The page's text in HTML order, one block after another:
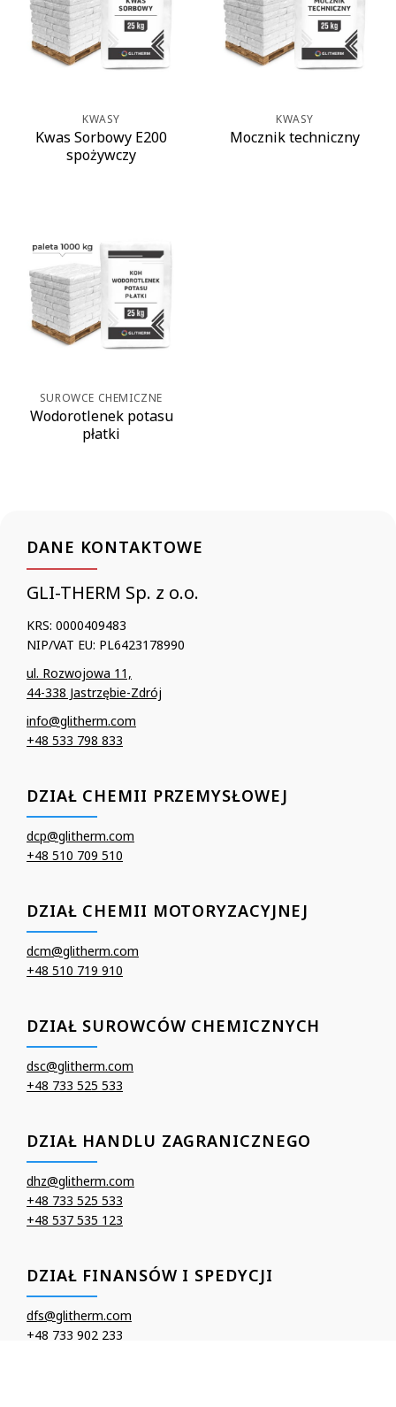
KWASY
Kwas Sorbowy E200
spożywczy
KWASY
Mocznik techniczny
SUROWCE CHEMICZNE
Wodorotlenek potasu
płatki
DANE KONTAKTOWE
GLI-THERM Sp. z o.o.
KRS: 0000409483
NIP/VAT EU: PL6423178990
ul. Rozwojowa 11,
44-338 Jastrzębie-Zdrój
info@glitherm.com
+48 533 798 833
DZIAŁ CHEMII PRZEMYSŁOWEJ
dcp@glitherm.com
+48 510 709 510
DZIAŁ CHEMII MOTORYZACYJNEJ
dcm@glitherm.com
+48 510 719 910
DZIAŁ SUROWCÓW CHEMICZNYCH
dsc@glitherm.com
+48 733 525 533
DZIAŁ HANDLU ZAGRANICZNEGO
dhz@glitherm.com
+48 733 525 533
+48 537 535 123
DZIAŁ FINANSÓW I SPEDYCJI
dfs@glitherm.com
+48 733 902 233